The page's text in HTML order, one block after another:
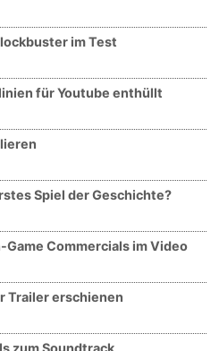
im Test
für Youtube enthüllt
Spiel der Geschichte?
Commercials im Video
Trailer erschienen